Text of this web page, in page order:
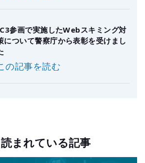
参画で実施したWebスキミング対
について警察庁から表彰を受けまし
の記事を読む
まれている記事